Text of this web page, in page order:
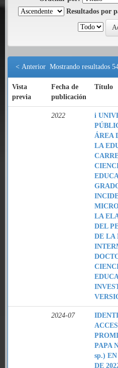
Resultados por
Mostrando resultados
< Anterior
Vista
previa
Fecha de
publicación
Título
2022
i
ÁREA
LA
LA
DEL
DE LA
2024-07
PAPA
sp.)
DE